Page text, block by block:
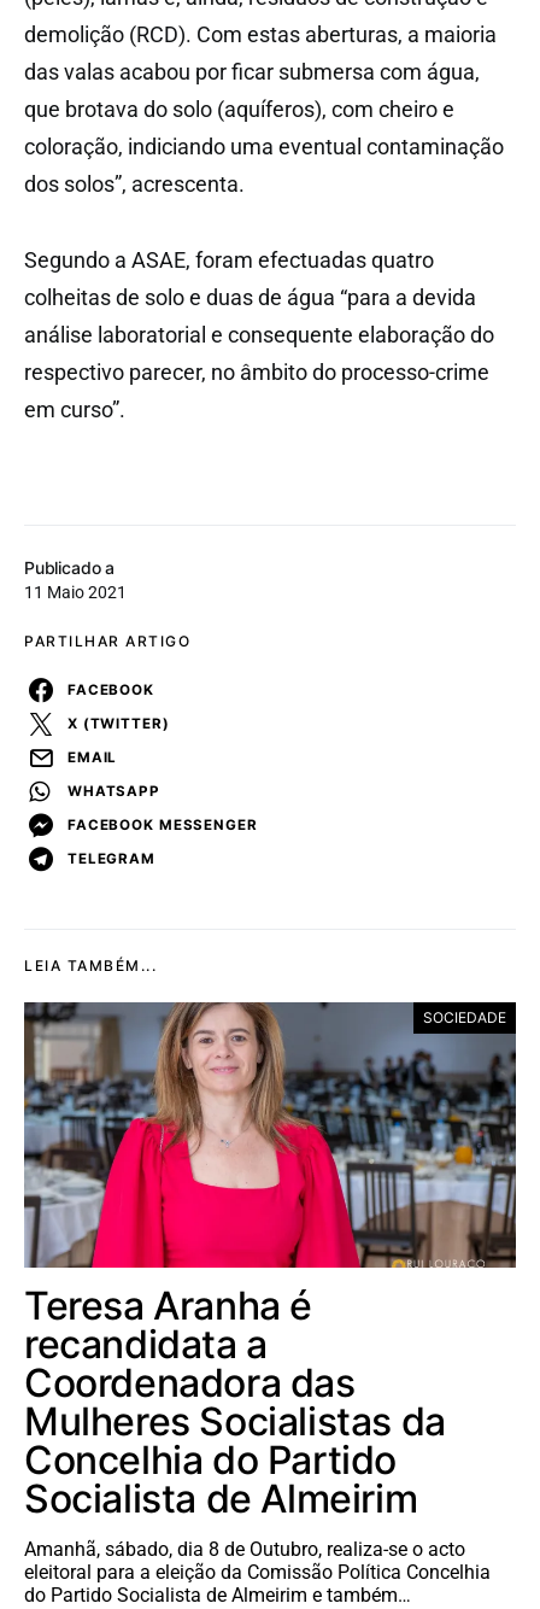
Publicado a
11 Maio 2021
PARTILHAR ARTIGO
FACEBOOK
X (TWITTER)
EMAIL
WHATSAPP
FACEBOOK MESSENGER
TELEGRAM
demolição (RCD). Com estas aberturas, a maioria
das valas acabou por ficar submersa com água,
que brotava do solo (aquíferos), com cheiro e
coloração, indiciando uma eventual contaminação
dos solos”, acrescenta.
Segundo a ASAE, foram efectuadas quatro
colheitas de solo e duas de água “para a devida
análise laboratorial e consequente elaboração do
respectivo parecer, no âmbito do processo-crime
em curso”.
LEIA TAMBÉM...
SOCIEDADE
Teresa Aranha é
recandidata a
Coordenadora das
Mulheres Socialistas da
Concelhia do Partido
Socialista de Almeirim
Amanhã, sábado, dia 8 de Outubro, realiza-se o acto
eleitoral para a eleição da Comissão Política Concelhia
do Partido Socialista de Almeirim e também…